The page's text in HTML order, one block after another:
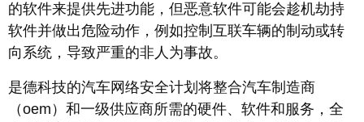
的软件来提供先进功能，但恶意软件可能会趁机劫持
软件并做出危险动作，例如控制互联车辆的制动或转
向系统，导致严重的非人为事故。
是德科技的汽车网络安全计划将整合汽车制造商
（oem）和一级供应商所需的硬件、软件和服务，全